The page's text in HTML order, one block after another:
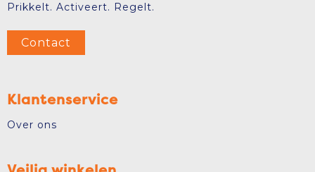
Prikkelt. Activeert. Regelt.
Contact
Klantenservice
Over ons